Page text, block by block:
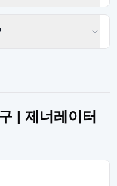
| 제너레이터